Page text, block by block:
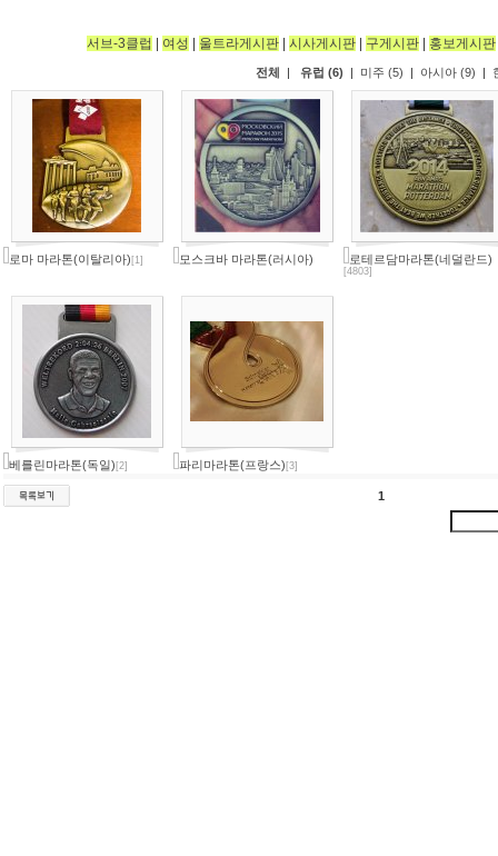
서브-3클럽 여성 울트라게시판| 시사게시판| 구게시판| 홍보게시판
전체 | 유럽 (6) | 미주 (5) | 아시아 (9) |
로마 마라톤(이탈리아) [1] 모스크바 마라톤(러시아) 로테르담마라톤(네덜란드)
[4803]
베를린마라톤(독일) [2] 파리마라톤(프랑스) [3]
1